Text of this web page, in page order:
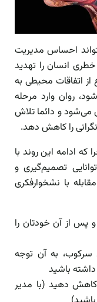
احساس مدیریت
انسان را تهدید
از اتفاقات محیطی به
روان وارد مرحله
می‌شود و دائما تلاش
را کاهش دهد.
ادامه این روند با
تصمیم‌گیری و
با نشخوارفکری
و پس از آن خودتان را
سرکوب، به آن توجه
باشید
دهید (با مدیر